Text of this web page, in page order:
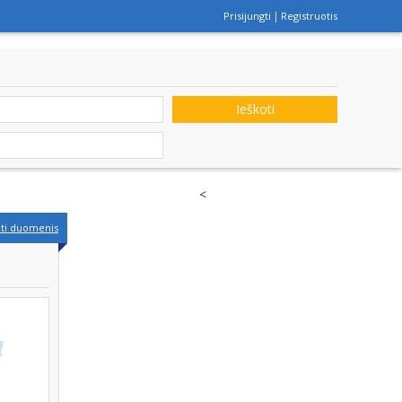
Prisijungti Registruotis
Ieškoti
duomenis
<